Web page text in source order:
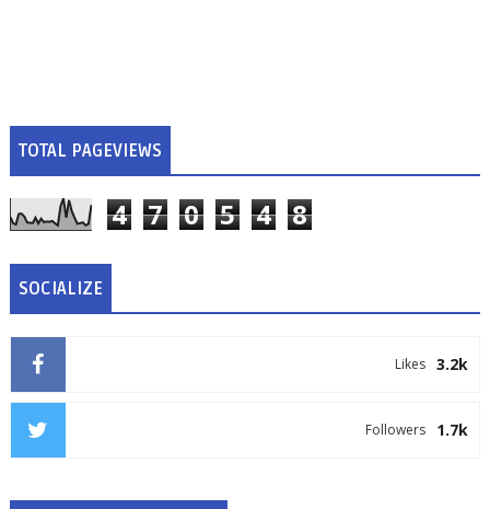
TOTAL PAGEVIEWS
4 7 0 5 4 8
SOCIALIZE
3.2k
Likes
1.7k
Followers